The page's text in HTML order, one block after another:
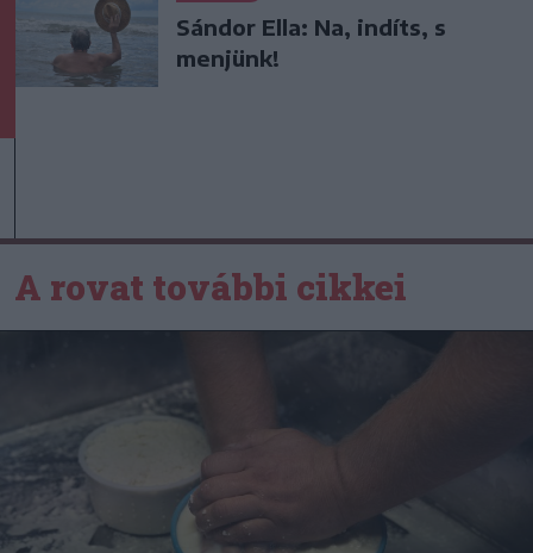
Sándor Ella: Na, indíts, s
menjünk!
A rovat további cikkei